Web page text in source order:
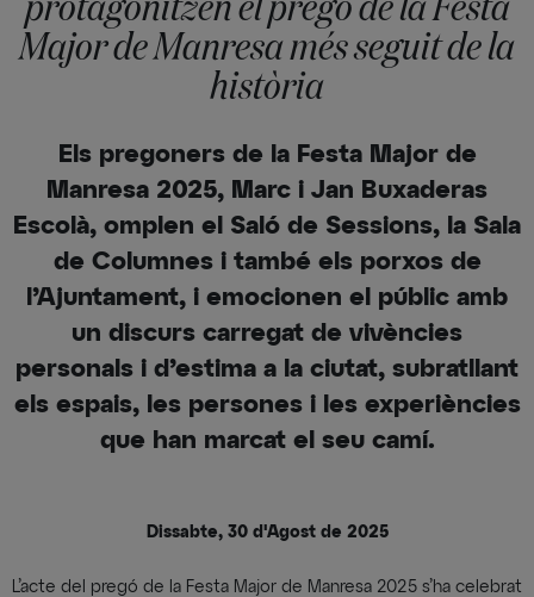
protagonitzen el pregó de la Festa
Major de Manresa més seguit de la
història
Els pregoners de la Festa Major de
Manresa 2025, Marc i Jan Buxaderas
Escolà, omplen el Saló de Sessions, la Sala
de Columnes i també els porxos de
l’Ajuntament, i emocionen el públic amb
un discurs carregat de vivències
personals i d’estima a la ciutat, subratllant
els espais, les persones i les experiències
que han marcat el seu camí.
Dissabte, 30 d'Agost de 2025
L’acte del pregó de la Festa Major de Manresa 2025 s’ha celebrat